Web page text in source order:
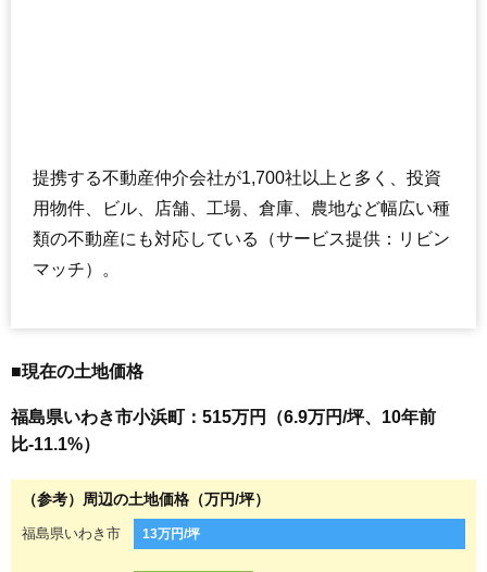
提携する不動産仲介会社が1,700社以上と多く、投資
用物件、ビル、店舗、工場、倉庫、農地など幅広い種
類の不動産にも対応している（サービス提供：リビン
マッチ）。
■現在の土地価格
福島県いわき市小浜町：515万円（6.9万円/坪、10年前
比-11.1%）
（参考）周辺の土地価格（万円/坪）
福島県いわき市 13万円/坪